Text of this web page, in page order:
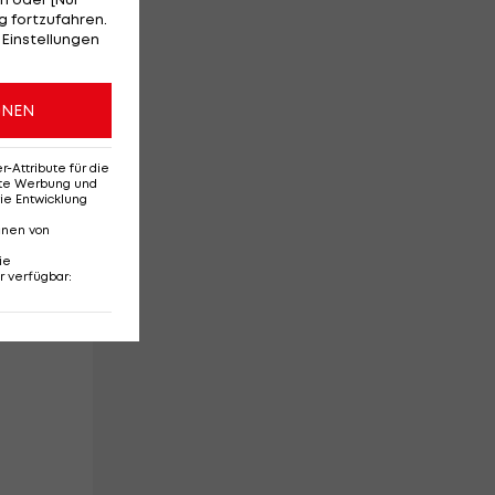
fortzufahren.
Attribute für die
Werbung und
Entwicklung
von
verfügbar: